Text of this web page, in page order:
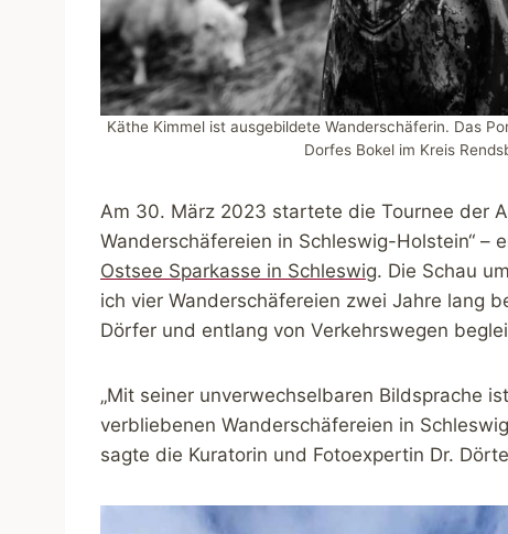
Käthe Kimmel ist ausgebildete Wanderschäferin. Das
Dorfes Bokel im Kreis
Am 30. März 2023 startete die Tournee der
Wanderschäfereien in Schleswig-Holstein“ –
Ostsee Sparkasse in Schleswig. Die Schau
ich vier Wanderschäfereien zwei Jahre lang
Dörfer und entlang von Verkehrswegen
„Mit seiner unverwechselbaren Bildsprache
verbliebenen Wanderschäfereien in
sagte die Kuratorin und Fotoexpertin Dr.